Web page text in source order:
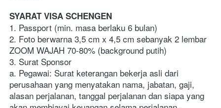
SYARAT VISA SCHENGEN
1. Passport (min. masa berlaku 6 bulan)
2. Foto berwarna 3,5 cm x 4,5 cm sebanyak 2 lembar
ZOOM WAJAH 70-80% (background putih)
3. Surat Sponsor
a. Pegawai: Surat keterangan bekerja asli dari
perusahaan yang menyatakan nama, jabatan, gaji,
alasan perjalanan, tanggal perjalanan dan siapa yang